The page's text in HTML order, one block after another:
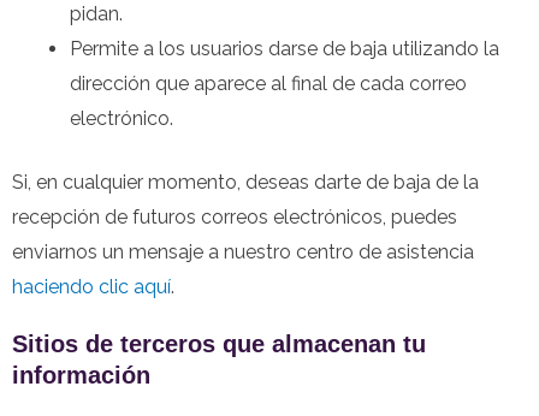
pidan.
Permite a los usuarios darse de baja utilizando la
dirección que aparece al final de cada correo
electrónico.
Si, en cualquier momento, deseas darte de baja de la
recepción de futuros correos electrónicos, puedes
enviarnos un mensaje a nuestro centro de asistencia
haciendo clic aquí.
Sitios de terceros que almacenan tu
información